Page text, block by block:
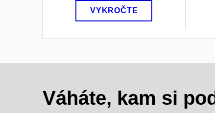
VYKROČTE
Váháte, kam si